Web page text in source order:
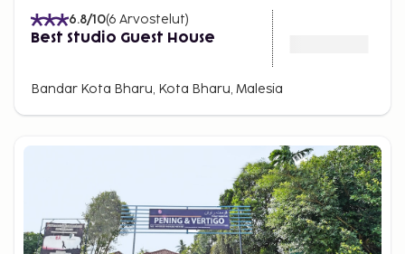
6.8/10(6 Arvostelut)
Best Studio Guest House
Bandar Kota Bharu, Kota Bharu, Malesia